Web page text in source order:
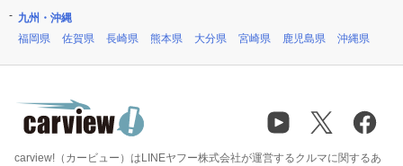
九州・沖縄
福岡県
佐賀県 長崎県 熊本県 大分県 宮崎県 鹿児島県 沖縄県
carview!（カービュー）はLINEヤフー株式会社が運営するクルマに関するあ